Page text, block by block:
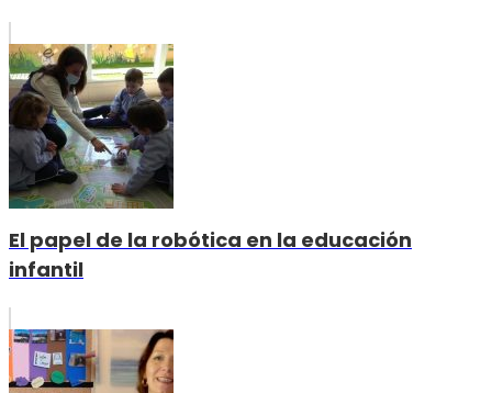
El papel de la robótica en la educación
infantil